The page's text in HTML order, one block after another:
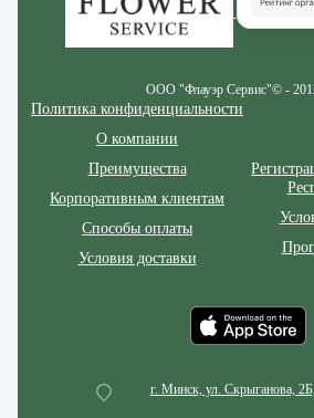
ООО "Флауэр Сервис"© -
Политика конфиденциальности
О компании
Преимущества
Корпоративным клиентам
Способы оплаты
Условия доставки
г. Минск, ул. Скрыганова,